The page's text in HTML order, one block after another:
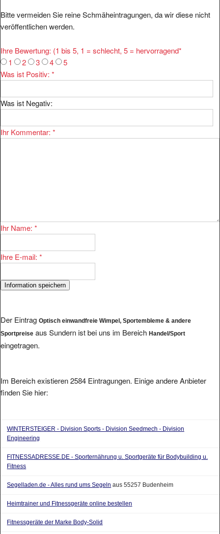
Bitte vermeiden Sie reine Schmäheintragungen, da wir diese nicht
veröffentlichen werden.
Ihre Bewertung: (1 bis 5, 1 = schlecht, 5 = hervorragend*
1
2 3 4
5
Was ist Positiv: *
Was ist Negativ:
Ihr Kommentar: *
Ihr Name: *
Ihre E-mail: *
Der Eintrag Optisch einwandfreie Wimpel, Sportembleme & andere
Sportpreise aus Sundern ist bei uns im Bereich Handel/Sport
eingetragen.
Im Bereich existieren 2584 Eintragungen. Einige andere Anbieter
finden Sie hier:
WINTERSTEIGER - Division Sports - Division Seedmech - Division
Engineering
FITNESSADRESSE.DE - Sporternährung u. Sportgeräte für Bodybuilding u.
Fitness
Segelladen.de - Alles rund ums Segeln aus 55257 Budenheim
Heimtrainer und Fitnessgeräte online bestellen
Fitnessgeräte der Marke Body-Solid